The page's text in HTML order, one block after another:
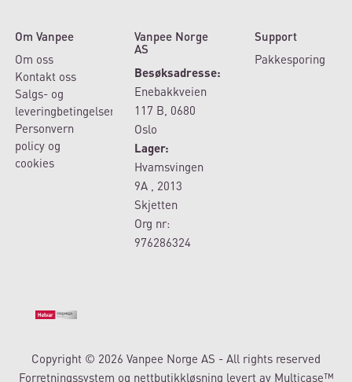
Om Vanpee
Om oss
Kontakt oss
Salgs- og
leveringbetingelser
Personvern
policy og
cookies
Vanpee Norge
AS
Besøksadresse:
Enebakkveien
117 B, 0680
Oslo
Lager:
Hvamsvingen
9A , 2013
Skjetten
Org nr:
976286324
Support
Pakkesporing
Copyright © 2026 Vanpee Norge AS - All rights reserved
Forretningssystem og nettbutikkløsning levert av Multicase™